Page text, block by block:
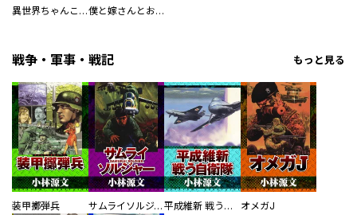
異世界ちゃんこ～横綱目前に召喚されたんだが～ 【連載版】 僕と嫁さんとお酒の関係
戦争・軍事・戦記 もっと見る
装甲擲弾兵 サムライソルジャー SAMURAI SOLDIER 平成維新 戦う自衛隊 オメガJ